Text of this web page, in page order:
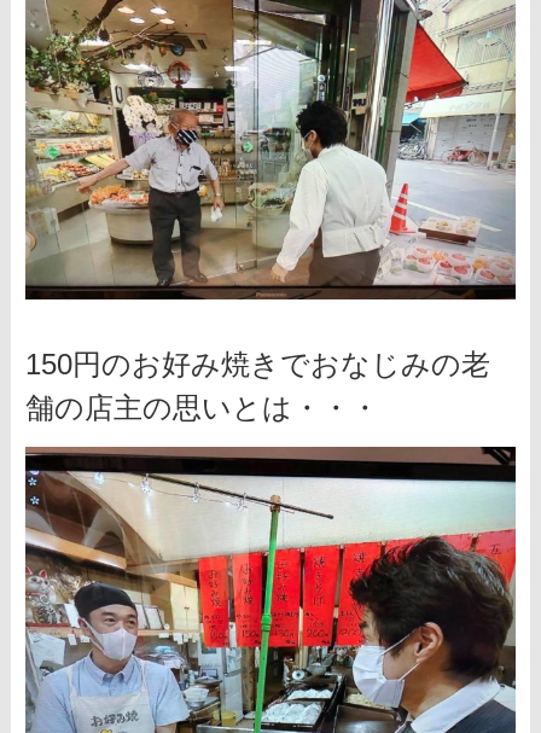
150円のお好み焼きでおなじみの老
舗の店主の思いとは・・・